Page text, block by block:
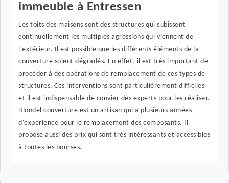
immeuble à Entressen
Les toits des maisons sont des structures qui subissent
continuellement les multiples agressions qui viennent de
l'extérieur. Il est possible que les différents éléments de la
couverture soient dégradés. En effet, il est très important de
procéder à des opérations de remplacement de ces types de
structures. Ces interventions sont particulièrement difficiles
et il est indispensable de convier des experts pour les réaliser.
Blondel couverture est un artisan qui a plusieurs années
d'expérience pour le remplacement des composants. Il
propose aussi des prix qui sont très intéressants et accessibles
à toutes les bourses.